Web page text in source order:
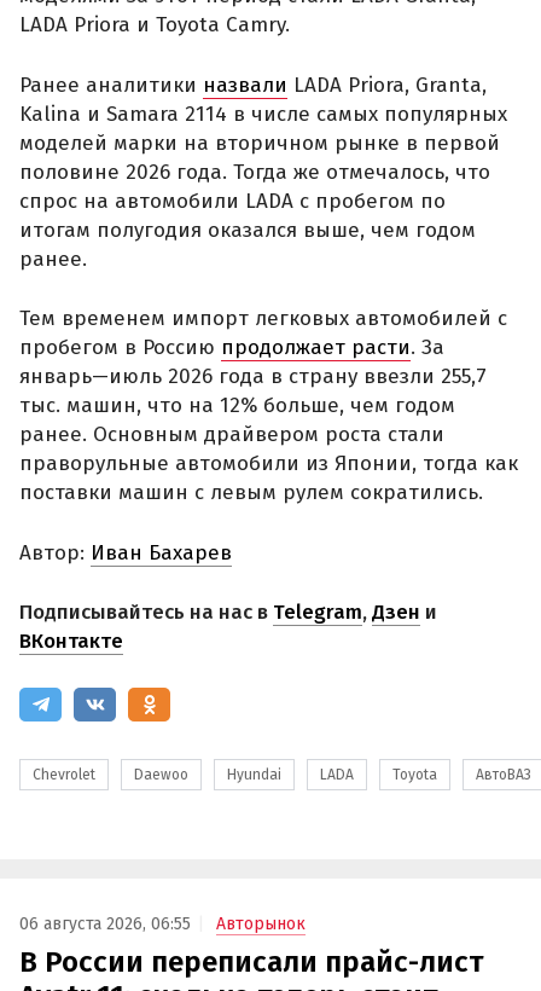
LADA Priora и Toyota Camry.
Ранее аналитики назвали LADA Priora, Granta,
Kalina и Samara 2114 в числе самых популярных
моделей марки на вторичном рынке в первой
половине 2026 года. Тогда же отмечалось, что
спрос на автомобили LADA с пробегом по
итогам полугодия оказался выше, чем годом
ранее.
Тем временем импорт легковых автомобилей с
пробегом в Россию продолжает расти. За
январь—июль 2026 года в страну ввезли 255,7
тыс. машин, что на 12% больше, чем годом
ранее. Основным драйвером роста стали
праворульные автомобили из Японии, тогда как
поставки машин с левым рулем сократились.
Автор: Иван Бахарев
Подписывайтесь на нас в Telegram,Дзен и
ВКонтакте
Chevrolet Daewoo Hyundai LADA Toyota АвтоВАЗ
06 августа 2026, 06:55 Авторынок
В России переписали прайс-лист